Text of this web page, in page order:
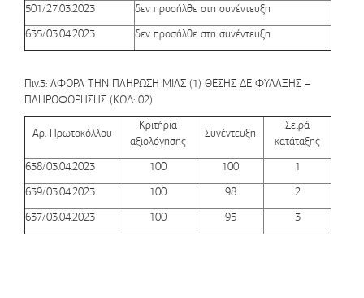
501/27.03.2023
δεν προσήλθε στη συνέντευξη
635/03.04.2023
δεν προσήλθε στη συνέντευξη
Πιν.3: ΑΦΟΡΑ ΤΗΝ ΠΛΗΡΩΣΗ ΜΙΑΣ (1) ΘΕΣΗΣ ΔΕ ΦΥΛΑΞΗΣ –
ΠΛΗΡΟΦΟΡΗΣΗΣ (ΚΩΔ: 02)
Αρ. Πρωτοκόλλου
Κριτήρια
αξιολόγησης
Συνέντευξη
Σειρά
κατάταξης
638/03.04.2023
100 100
1
639/03.04.2023
100 98
2
637/03.04.2023
100 95 3